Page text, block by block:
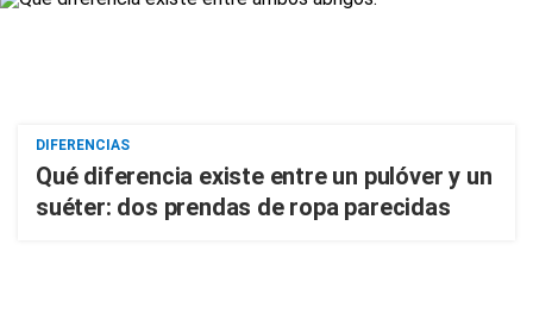
DIFERENCIAS
Qué diferencia existe entre un pulóver y un
suéter: dos prendas de ropa parecidas